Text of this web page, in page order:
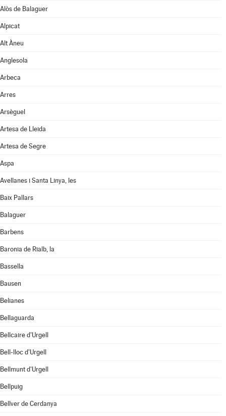
Alòs de Balaguer
Alpicat
Alt Àneu
Anglesola
Arbeca
Arres
Arsèguel
Artesa de Lleida
Artesa de Segre
Aspa
Avellanes i Santa Linya, les
Baix Pallars
Balaguer
Barbens
Baronia de Rialb, la
Bassella
Bausen
Belianes
Bellaguarda
Bellcaire d'Urgell
Bell-lloc d'Urgell
Bellmunt d'Urgell
Bellpuig
Bellver de Cerdanya